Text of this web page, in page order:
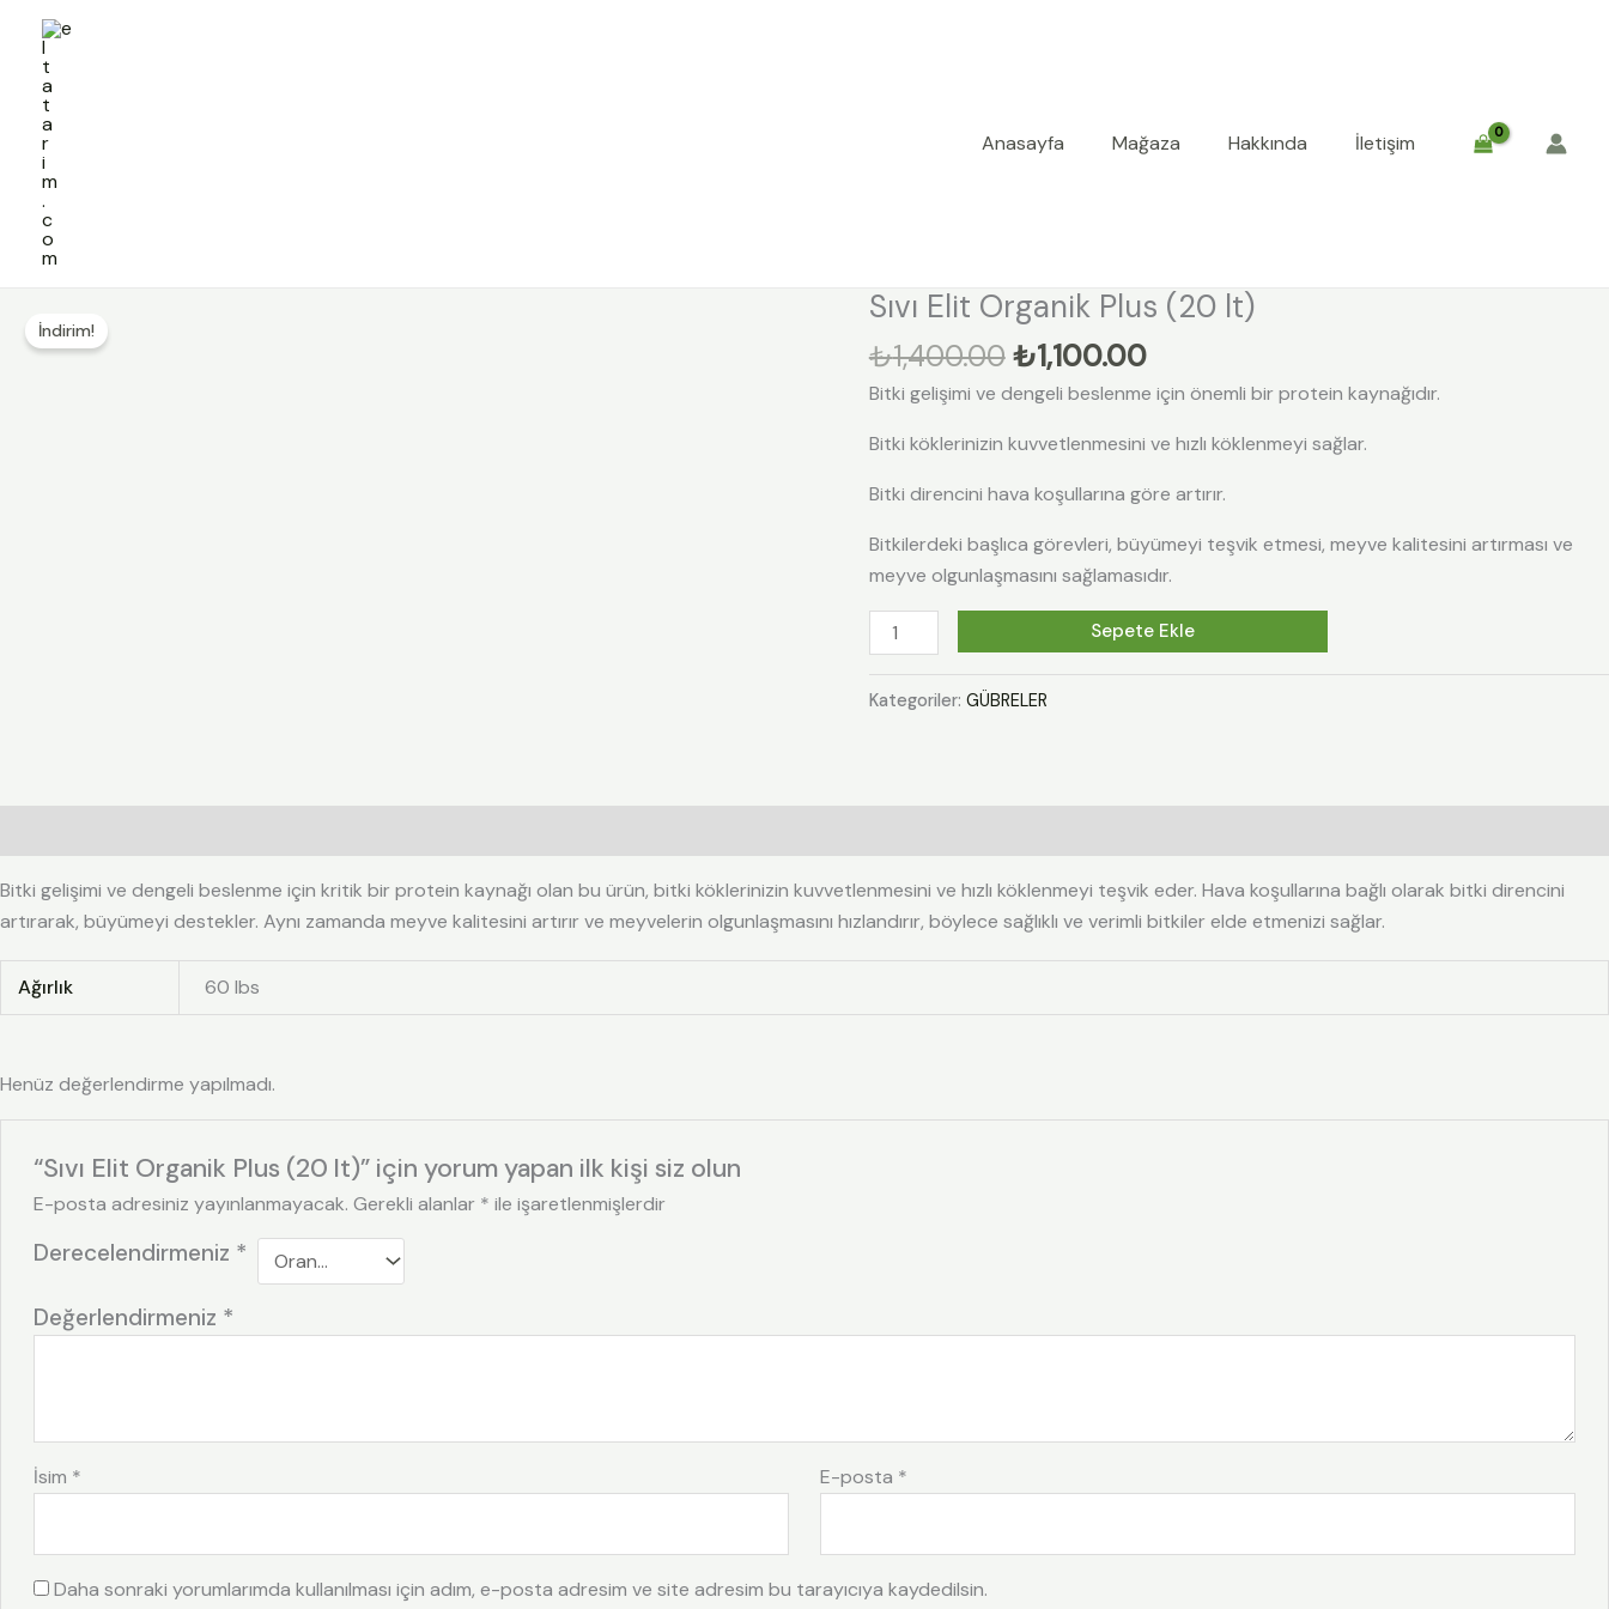
İçeriğe
Anasayfa Mağaza Hakkında İletişim
İndirim!
Sıvı Elit Organik Plus (20 lt)
₺1,400.00
Orijinal
fiyat:
₺1,400.00.
₺1,100.00
Şu
andaki
fiyat:
₺1,100.00.
Bitki gelişimi ve dengeli beslenme için önemli bir protein kaynağıdır.
Bitki köklerinizin kuvvetlenmesini ve hızlı köklenmeyi sağlar.
Bitki direncini hava koşullarına göre artırır.
Bitkilerdeki başlıca görevleri, büyümeyi teşvik etmesi, meyve kalitesini artırması ve
meyve olgunlaşmasını sağlamasıdır.
Sıvı
Organik
Plus
lt)
adet
Sepete Ekle
Kategoriler: GÜBRELER
Bitki gelişimi ve dengeli beslenme için kritik bir protein kaynağı olan bu ürün, bitki köklerinizin kuvvetlenmesini ve hızlı köklenmeyi teşvik eder. Hava koşullarına bağlı olarak bitki direncini
artırarak, büyümeyi destekler. Aynı zamanda meyve kalitesini artırır ve meyvelerin olgunlaşmasını hızlandırır, böylece sağlıklı ve verimli bitkiler elde etmenizi sağlar.
Ağırlık 60 lbs
Henüz değerlendirme yapılmadı.
“Sıvı Elit Organik Plus (20 lt)” için yorum yapan ilk kişi siz olun
E-posta adresiniz yayınlanmayacak. Gerekli alanlar * ile işaretlenmişlerdir
Derecelendirmeniz *
Değerlendirmeniz *
İsim * E-posta *
Daha sonraki yorumlarımda kullanılması için adım, e-posta adresim ve site adresim bu tarayıcıya kaydedilsin.